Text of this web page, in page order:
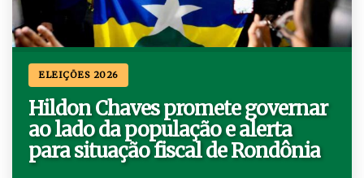
ELEIÇÕES 2026
Hildon Chaves promete governar
ao lado da população e alerta
para situação fiscal de Rondônia